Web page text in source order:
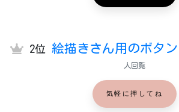
2位 絵描きさん用のボタン
人回覧
気軽に押してね